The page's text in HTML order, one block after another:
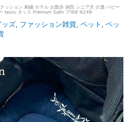
ッション 刺繍 ホテル お散歩 病院 シニア犬 介護 パピー
tassu タッス Premium Satin プ168-6249
ッズ, ファッション雑貨,ペット ,ペッ